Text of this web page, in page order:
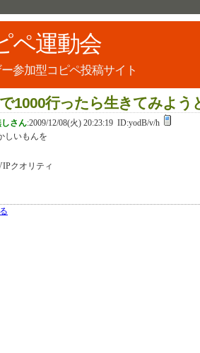
ペ運動会
参加型コピペ投稿サイト
1000行ったら生きてみよう
さん:2009/12/08(火) 20:23:19 ID:yodB/v/h
しいもんを
クオリティ